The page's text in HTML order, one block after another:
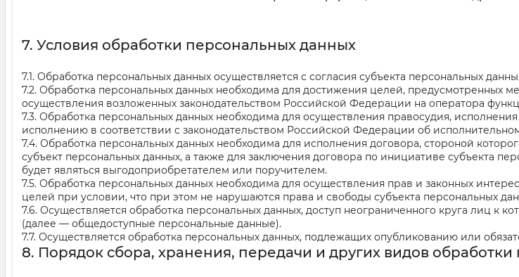
7. Условия обработки персональных данных
7.1. Обработка персональных данных осуществляется с согласия субъекта персональных
7.2. Обработка персональных данных необходима для достижения целей,
осуществления возложенных законодательством Российской Федерации на оператора
7.3. Обработка персональных данных необходима для осуществления правосудия,
исполнению в соответствии с законодательством Российской Федерации об
7.4. Обработка персональных данных необходима для исполнения договора, стороной
субъект персональных данных, а также для заключения договора по инициативе субъекта
будет являться выгодоприобретателем или поручителем.
7.5. Обработка персональных данных необходима для осуществления прав и законных
целей при условии, что при этом не нарушаются права и свободы субъекта персональных
7.6. Осуществляется обработка персональных данных, доступ неограниченного круга лиц к
(далее — общедоступные персональные данные).
7.7. Осуществляется обработка персональных данных, подлежащих опубликованию или
8. Порядок сбора, хранения, передачи и других видов